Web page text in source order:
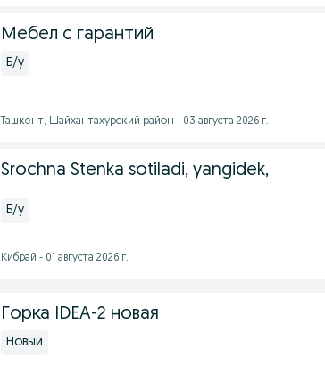
Мебел с гарантий
Б/у
Ташкент, Шайхантахурский район - 03 августа 2026 г.
Srochna Stenka sotiladi, yangidek,
Б/у
Кибрай - 01 августа 2026 г.
Горка IDEA-2 новая
Новый